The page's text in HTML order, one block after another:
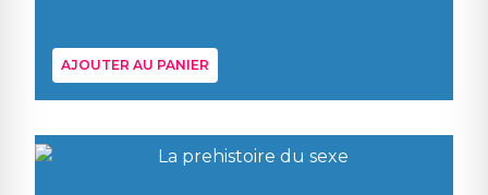
AJOUTER AU PANIER